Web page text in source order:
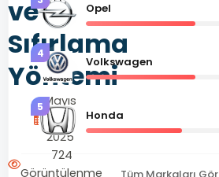
ve
Sıfırlama
Yöntemi
Mayıs
10,
2025
724
Görüntülenme
Opel
4
Volkswagen
5
Honda